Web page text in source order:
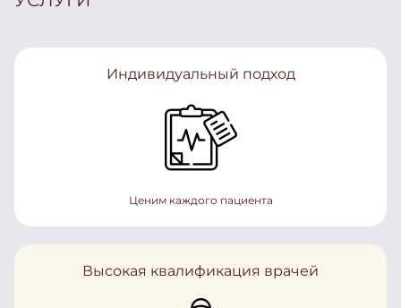
Индивидуальный подход
Ценим каждого пациента
Высокая квалификация врачей